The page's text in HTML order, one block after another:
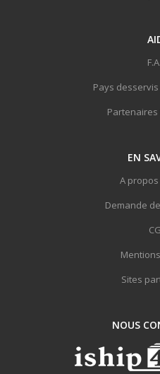
Pays desservis
Partenaires
EN
A
Demande
Sites
NOUS